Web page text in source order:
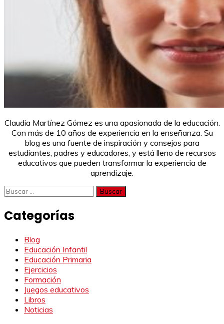
Claudia Martínez Gómez es una apasionada de la educación.
Con más de 10 años de experiencia en la enseñanza. Su
blog es una fuente de inspiración y consejos para
estudiantes, padres y educadores, y está lleno de recursos
educativos que pueden transformar la experiencia de
aprendizaje.
Buscar:
Categorías
Blog
Educación Infantil
Educación Primaria
Ejercicios
Formación
Juegos educativos
Libros
Noticias